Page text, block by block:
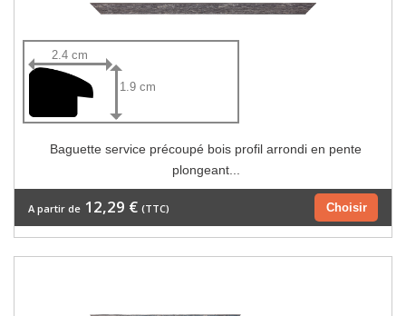
2.4 cm
1.9 cm
Baguette service précoupé bois profil arrondi en pente
plongeant...
Choisir
A partir de 12,29 € (TTC)